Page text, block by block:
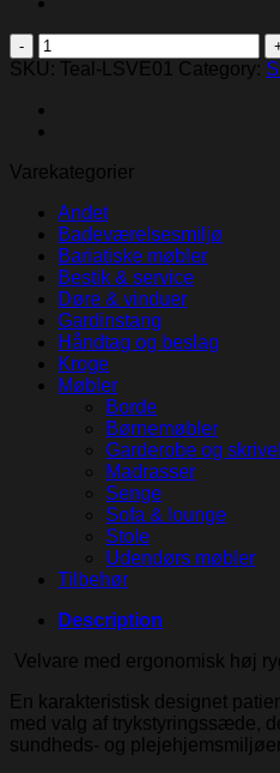
Velvære
high
armchair
quantity
SKU: Teal-LSVE01 Category:
Varekategorier
Andet
Badeværelsesmiljø
Bariatiske møbler
Bestik & service
Døre & vinduer
Gardinstang
Håndtag og beslag
Kroge
Møbler
Borde
Børnemøbler
Garderobe og
Madrasser
Senge
Sofa & lounge
Stole
Udendørs møbler
Tilbehør
Description
Velvare med ergonomisk høj
En karakteristisk designet
med valg af trykstyringssæde,
sundheds- og